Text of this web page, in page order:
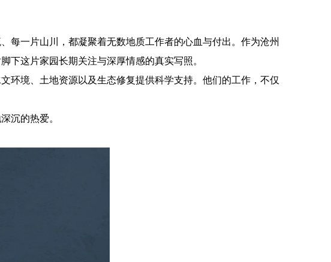
每一片山川，都凝聚着无数地质工作者的心血与付出。作为沧州
下这片家园长期关注与深厚情感的真实写照。
环境、土地资源以及生态修复提供科学支持。他们的工作，不仅
沉的热爱。